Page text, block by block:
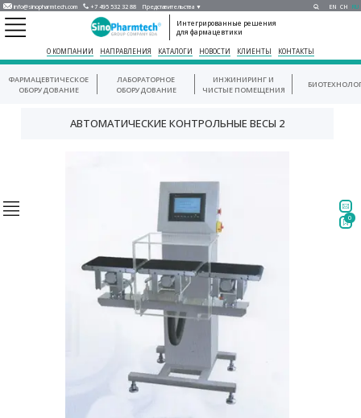
info@sinopharmtech.com +7 495 532 32 88 Представительства ▼ EN CH RU
Интегрированные решения
для фармацевтики
О КОМПАНИИ НАПРАВЛЕНИЯ КАТАЛОГИ НОВОСТИ КЛИЕНТЫ КОНТАКТЫ
ФАРМАЦЕВТИЧЕСКОЕ
ОБОРУДОВАНИЕ
ЛАБОРАТОРНОЕ
ОБОРУДОВАНИЕ
ИНЖИНИРИНГ И
ЧИСТЫЕ ПОМЕЩЕНИЯ
АВТОМАТИЧЕСКИЕ КОНТРОЛЬНЫЕ ВЕСЫ 2
0